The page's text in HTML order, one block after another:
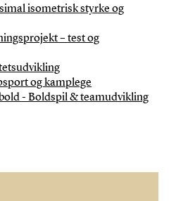
isometrisk styrke og
– test og
og kamplege
- Boldspil & teamudvikling